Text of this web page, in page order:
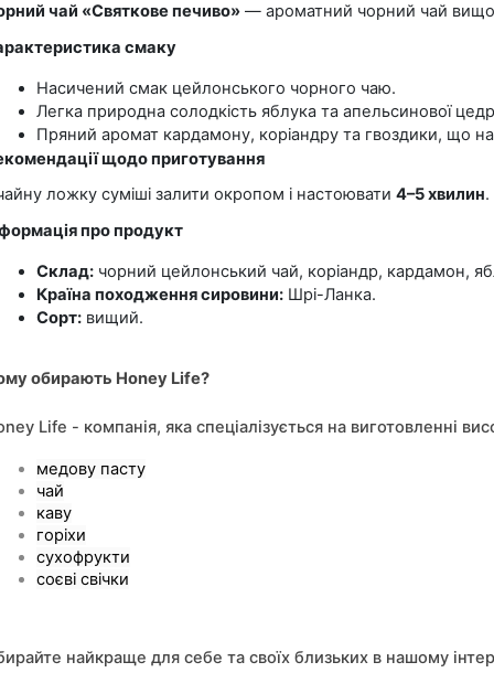
чай «Святкове печиво» — ароматний чорний чай
смаку
Насичений смак цейлонського чорного чаю.
Легка природна солодкість яблука та апельсинової
Пряний аромат кардамону, коріандру та гвоздики, що
щодо приготування
ложку суміші залити окропом і настоювати 4–5 хвилин.
про продукт
Склад: чорний цейлонський чай, коріандр, кардамон,
Країна походження сировини: Шрі-Ланка.
Сорт: вищий.
обирають Honey Life?
Life - компанія, яка спеціалізується на виготовленні
медову пасту
чай
каву
горіхи
сухофрукти
соєві свічки
найкраще для себе та своїх близьких в нашому